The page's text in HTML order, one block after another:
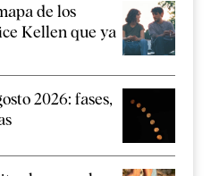
de los
Kellen que ya
2026: fases,